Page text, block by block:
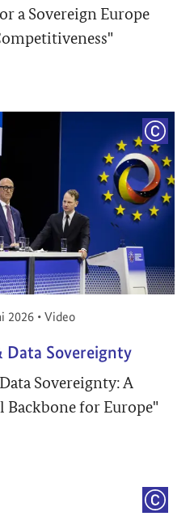
a Sovereign Europe
am:
2026 • Video
Data Sovereignty
Sovereignty: A
for Europe"